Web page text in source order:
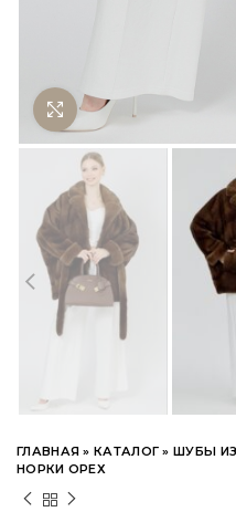
Нажмите чтобы
ГЛАВНАЯ »КАТАЛОГ »ШУБЫ
НОРКИ ОРЕХ